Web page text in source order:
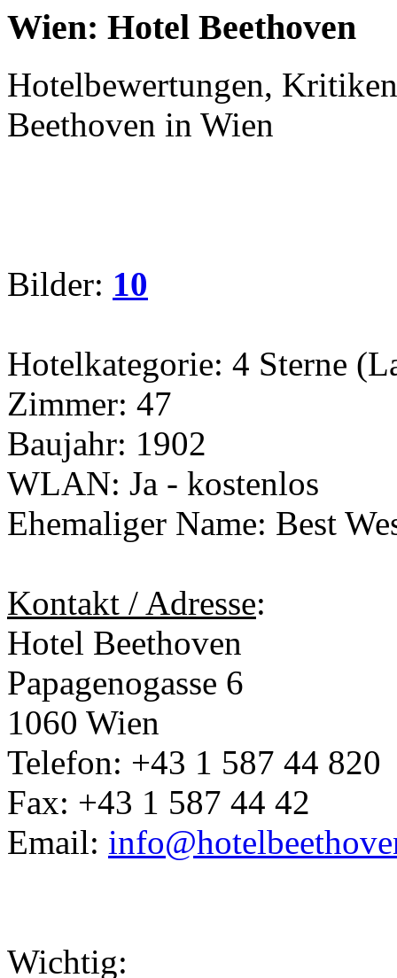
Wien: Hotel Beethoven
Hotelbewertungen,
Beethoven in Wien
Bilder: 10
Hotelkategorie: 4 Sterne
Zimmer: 47
Baujahr: 1902
WLAN: Ja - kostenlos
Ehemaliger Name: Best
Kontakt / Adresse:
Hotel Beethoven
Papagenogasse 6
1060 Wien
Telefon: +43 1 587 44 820
Fax: +43 1 587 44 42
Email:
Wichtig: